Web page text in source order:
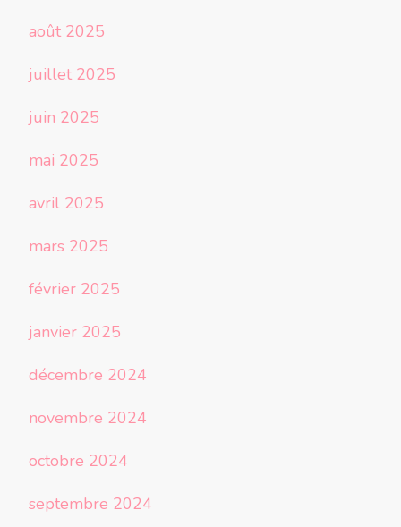
août 2025
juillet 2025
juin 2025
mai 2025
avril 2025
mars 2025
février 2025
janvier 2025
décembre 2024
novembre 2024
octobre 2024
septembre 2024